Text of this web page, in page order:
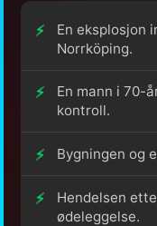
En eksplosjon
Norrköping.
En mann i 70-
kontroll.
Bygningen og
Hendelsen
ødeleggelse.